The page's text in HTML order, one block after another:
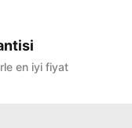
en iyi fiyat